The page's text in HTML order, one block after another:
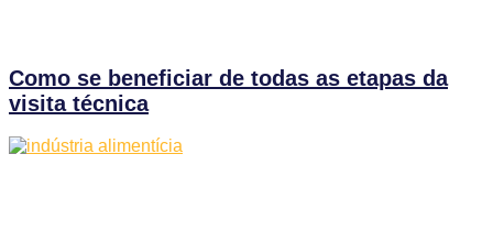
Como se beneficiar de todas as etapas da
visita técnica